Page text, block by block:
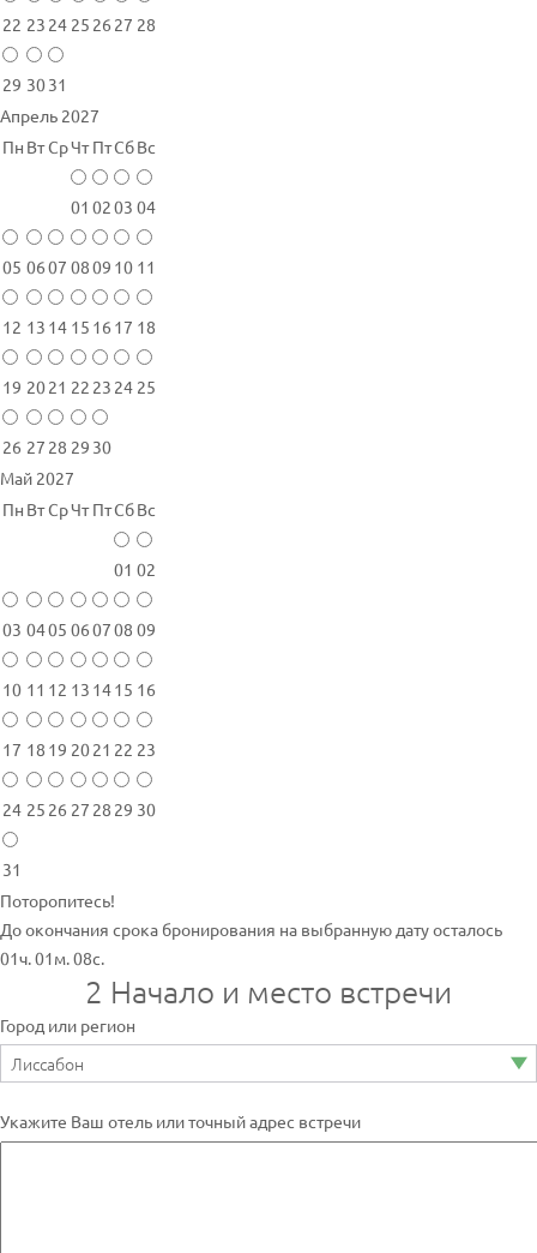
22 23 24 25 26 27 28
29 3031
Апрель 2027
Пн ВтСрЧт ПтСбВс
01 0203 04
05 0607 0809 10 11
12 13 14 15 16 17 18
19 2021 22 23 24 25
26 27 28 29 30
Май 2027
Пн ВтСрЧт ПтСбВс
01 02
03 0405 060708 09
10 11 12 13 1415 16
17 18 19 2021 22 23
24 25 26 27 28 29 30
31
Поторопитесь!
До окончания срока бронирования на выбранную дату осталось
01ч. 01м. 08с.
2 Начало и место встречи
Город или регион
Укажите Ваш отель или точный адрес встречи